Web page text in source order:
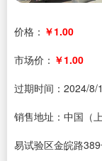
价格： ￥1.00
市场价： ￥1.00
过期时间： 2024/8/
销售地址：中国（上
易试验区金皖路